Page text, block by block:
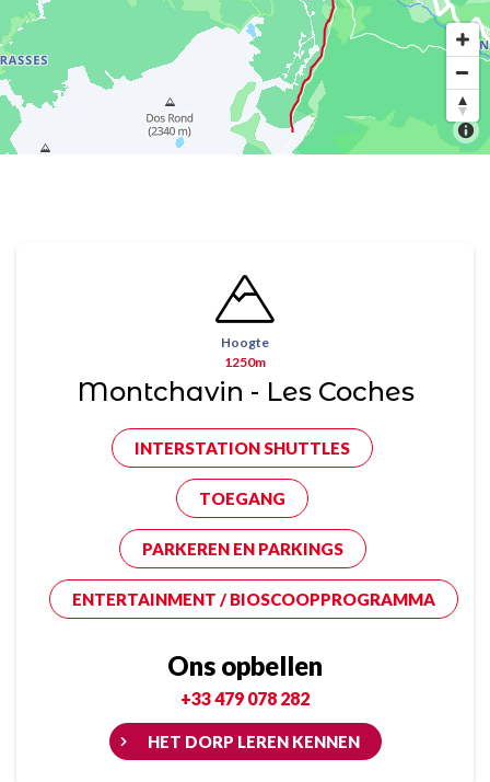
Hoogte
1250m
Montchavin - Les Coches
INTERSTATION SHUTTLES
TOEGANG
PARKEREN EN PARKINGS
ENTERTAINMENT / BIOSCOOPPROGRAMMA
Ons opbellen
+33 479 078 282
HET DORP LEREN KENNEN